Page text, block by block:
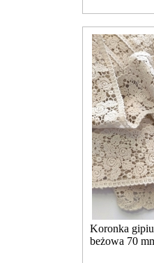
Koronka
beżowa 70